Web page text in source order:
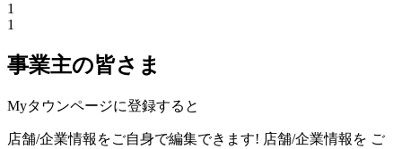
1
1
事業主の皆さま
Myタウンページに登録すると
店舗/企業情報をご自身で編集できます! 店舗/企業情報を ご